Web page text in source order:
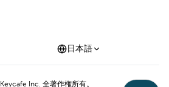
日本語
Keycafe Inc. 全著作権所有。